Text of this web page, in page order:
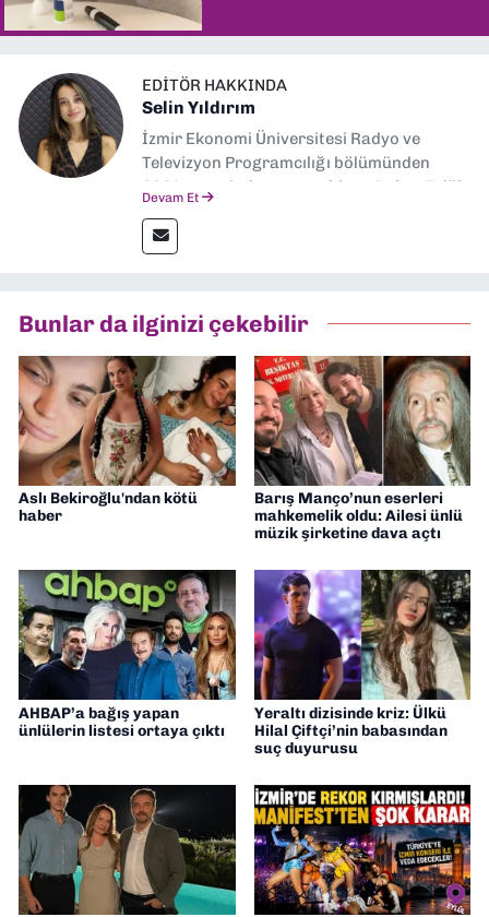
EDITÖR HAKKINDA
Selin Yıldırım
İzmir Ekonomi Üniversitesi Radyo ve
Televizyon Programcılığı bölümünden
2024 senesinde mezun oldum. Dokuz Eylül
editörlük görevini de üstleniyorum.
Devam Et
Bunlar da ilginizi çekebilir
Aslı Bekiroğlu'ndan kötü
haber
Barış Manço’nun eserleri
mahkemelik oldu: Ailesi ünlü
müzik şirketine dava açtı
AHBAP’a bağış yapan
ünlülerin listesi ortaya çıktı
Yeraltı dizisinde kriz: Ülkü
Hilal Çiftçi’nin babasından
suç duyurusu